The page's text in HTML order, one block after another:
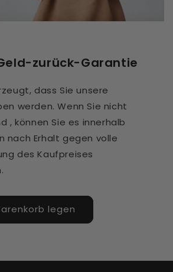
zurück-Garantie
dass Sie unsere
werden. Wenn Sie nicht
, können Sie es innerhalb
nach Erhalt gegen volle
des Kaufpreises
legen